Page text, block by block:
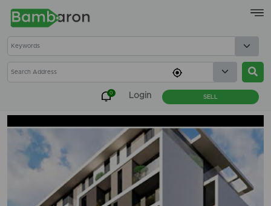
×
0 Login SELL